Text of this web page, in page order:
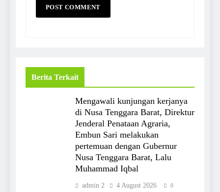
Berita Terkait
Mengawali kunjungan kerjanya
di Nusa Tenggara Barat, Direktur
Jenderal Penataan Agraria,
Embun Sari melakukan
pertemuan dengan Gubernur
Nusa Tenggara Barat, Lalu
Muhammad Iqbal
admin 2 4 August 2026 0